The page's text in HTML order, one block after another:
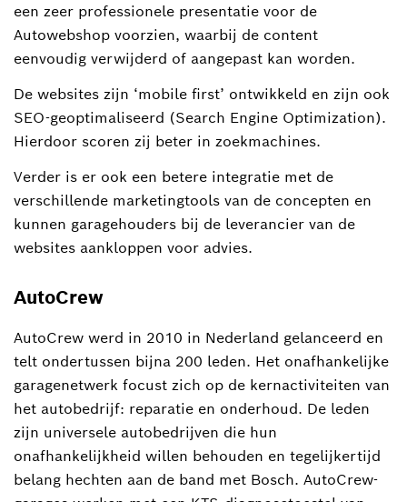
een zeer professionele presentatie voor de
Autowebshop voorzien, waarbij de content
eenvoudig verwijderd of aangepast kan worden.
De websites zijn ‘mobile first’ ontwikkeld en zijn ook
SEO-geoptimaliseerd (Search Engine Optimization).
Hierdoor scoren zij beter in zoekmachines.
Verder is er ook een betere integratie met de
verschillende marketingtools van de concepten en
kunnen garagehouders bij de leverancier van de
websites aankloppen voor advies.
AutoCrew
AutoCrew werd in 2010 in Nederland gelanceerd en
telt ondertussen bijna 200 leden. Het onafhankelijke
garagenetwerk focust zich op de kernactiviteiten van
het autobedrijf: reparatie en onderhoud. De leden
zijn universele autobedrijven die hun
onafhankelijkheid willen behouden en tegelijkertijd
belang hechten aan de band met Bosch. AutoCrew-